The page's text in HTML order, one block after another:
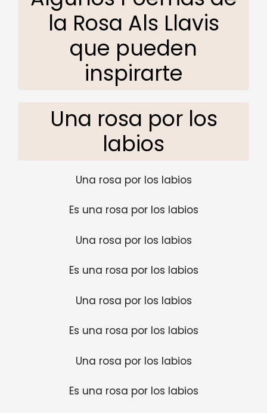
la Rosa Als Llavis
que pueden
inspirarte
Una rosa por los
labios
Una rosa por los labios
Es una rosa por los labios
Una rosa por los labios
Es una rosa por los labios
Una rosa por los labios
Es una rosa por los labios
Una rosa por los labios
Es una rosa por los labios